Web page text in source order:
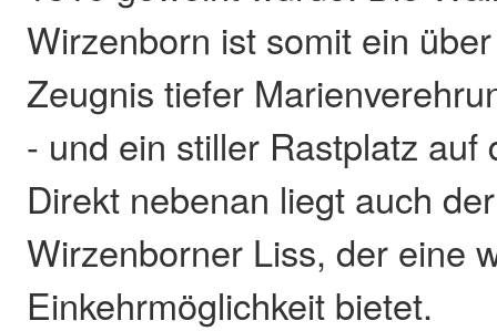
Wirzenborn ist somit ein
Zeugnis tiefer
- und ein stiller Rastplatz auf
Direkt nebenan liegt auch
Wirzenborner Liss, der eine
Einkehrmöglichkeit bietet.